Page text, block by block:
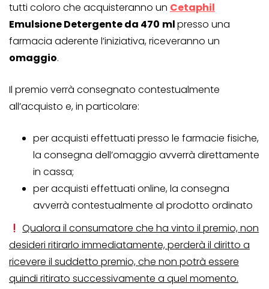
tutti coloro che acquisteranno un Cetaphil
Emulsione Detergente da 470 mlpresso una
farmacia aderente l’iniziativa, riceveranno un
omaggio.
Il premio verrà consegnato contestualmente
all’acquisto e, in particolare:
per acquisti effettuati presso le farmacie fisiche,
la consegna dell’omaggio avverrà direttamente
in cassa;
per acquisti effettuati online, la consegna
avverrà contestualmente al prodotto ordinato
Qualora il consumatore che ha vinto il premio, non
desideri ritirarlo immediatamente, perderà il diritto a
ricevere il suddetto premio, che non potrà essere
quindi ritirato successivamente a quel momento.